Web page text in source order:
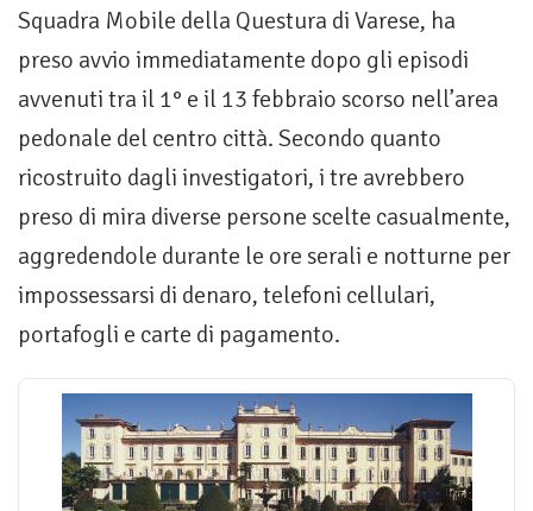
Squadra Mobile della Questura di Varese, ha
preso avvio immediatamente dopo gli episodi
avvenuti tra il 1° e il 13 febbraio scorso nell’area
pedonale del centro città. Secondo quanto
ricostruito dagli investigatori, i tre avrebbero
preso di mira diverse persone scelte casualmente,
aggredendole durante le ore serali e notturne per
impossessarsi di denaro, telefoni cellulari,
portafogli e carte di pagamento.